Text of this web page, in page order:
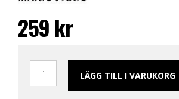
259 kr
LÄGG TILL I VARUKORG